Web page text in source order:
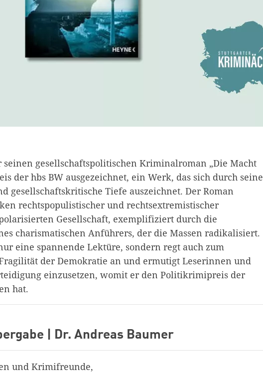
gesellschaftspolitischen Kriminalroman „Die Macht
der hbs BW ausgezeichnet, ein Werk, das sich durch seine
gesellschaftskritische Tiefe auszeichnet. Der Roman
rechtspopulistischer und rechtsextremistischer
Gesellschaft, exemplifiziert durch die
charismatischen Anführers, der die Massen radikalisiert.
eine spannende Lektüre, sondern regt auch zum
der Demokratie an und ermutigt Leserinnen und
einzusetzen, womit er den Politikrimipreis der
hat.
| Dr. Andreas Baumer
und Krimifreunde,